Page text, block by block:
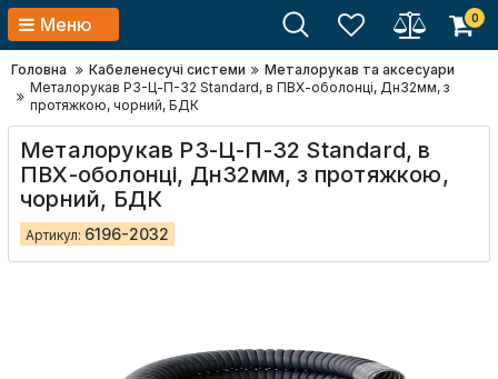
Меню 0
Головна Кабеленесучі системи
Металорукав та аксесуари
Металорукав Р3-Ц-П-32 Standard, в ПВХ-оболонці, Дн32мм, з
протяжкою, чорний, БДК
Металорукав Р3-Ц-П-32 Standard, в
ПВХ-оболонці, Дн32мм, з протяжкою,
чорний, БДК
Артикул: 6196-2032